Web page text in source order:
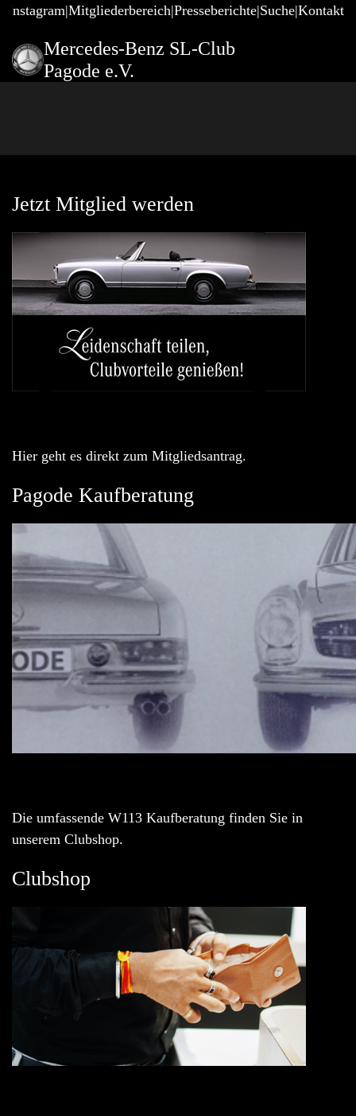
Mitgliederbereich Presseberichte Suche Kontakt
Mercedes-Benz SL-Club
Pagode e.V.
Jetzt Mitglied werden
Hier geht es direkt zum Mitgliedsantrag.
Pagode Kaufberatung
Die umfassende W113 Kaufberatung finden Sie in
unserem Clubshop.
Clubshop